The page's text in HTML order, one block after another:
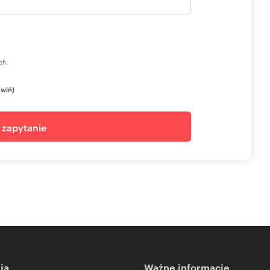
| Company Representative Offices
Ważne informacje